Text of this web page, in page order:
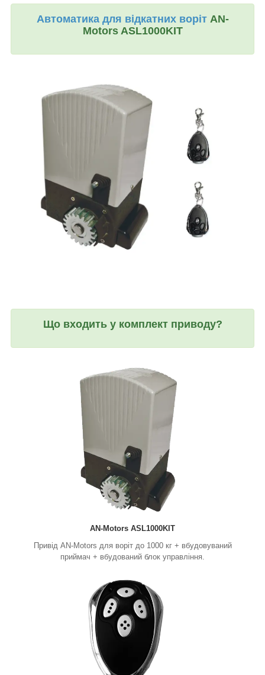
Автоматика для відкатних ворітAN-
Motors ASL1000KIT
Що входить у комплект приводу?
AN-Motors ASL1000KIT
Привід AN-Motors для воріт до 1000 кг + вбудовуваний
приймач + вбудований блок управління